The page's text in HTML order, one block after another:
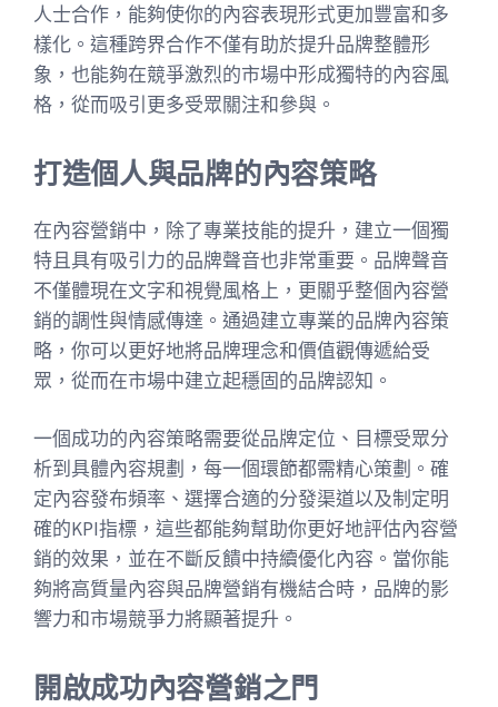
人士合作，能夠使你的內容表現形式更加豐富和多
樣化。這種跨界合作不僅有助於提升品牌整體形
象，也能夠在競爭激烈的市場中形成獨特的內容風
格，從而吸引更多受眾關注和參與。
打造個人與品牌的內容策略
在內容營銷中，除了專業技能的提升，建立一個獨
特且具有吸引力的品牌聲音也非常重要。品牌聲音
不僅體現在文字和視覺風格上，更關乎整個內容營
銷的調性與情感傳達。通過建立專業的品牌內容策
略，你可以更好地將品牌理念和價值觀傳遞給受
眾，從而在市場中建立起穩固的品牌認知。
一個成功的內容策略需要從品牌定位、目標受眾分
析到具體內容規劃，每一個環節都需精心策劃。確
定內容發布頻率、選擇合適的分發渠道以及制定明
確的KPI指標，這些都能夠幫助你更好地評估內容營
銷的效果，並在不斷反饋中持續優化內容。當你能
夠將高質量內容與品牌營銷有機結合時，品牌的影
響力和市場競爭力將顯著提升。
開啟成功內容營銷之門